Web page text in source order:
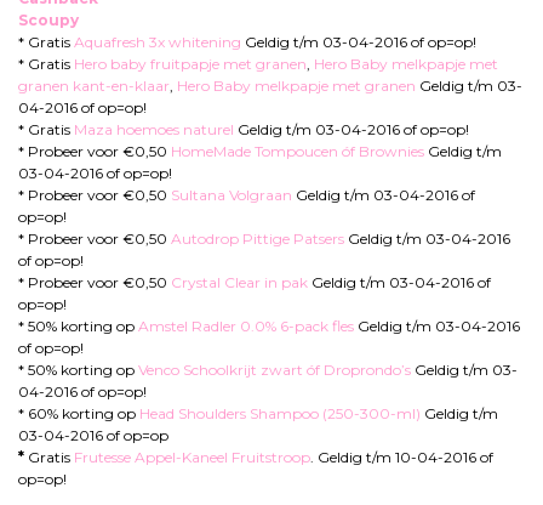
Scoupy
* Gratis Aquafresh 3x whitening Geldig t/m 03-04-2016 of op=op!
* Gratis Hero baby fruitpapje met granen, Hero Baby melkpapje met
granen kant-en-klaar, Hero Baby melkpapje met granen Geldig t/m 03-
04-2016 of op=op!
* Gratis Maza hoemoes naturel Geldig t/m 03-04-2016 of op=op!
* Probeer voor €0,50 HomeMade Tompoucen óf Brownies Geldig t/m
03-04-2016 of op=op!
* Probeer voor €0,50 Sultana Volgraan Geldig t/m 03-04-2016 of
op=op!
* Probeer voor €0,50 Autodrop Pittige Patsers Geldig t/m 03-04-2016
of op=op!
* Probeer voor €0,50 Crystal Clear in pak Geldig t/m 03-04-2016 of
op=op!
* 50% korting op Amstel Radler 0.0% 6-pack fles Geldig t/m 03-04-2016
of op=op!
* 50% korting op Venco Schoolkrijt zwart óf Droprondo’s Geldig t/m 03-
04-2016 of op=op!
* 60% korting op Head Shoulders Shampoo (250-300-ml) Geldig t/m
03-04-2016 of op=op
* Gratis Frutesse Appel-Kaneel Fruitstroop. Geldig t/m 10-04-2016 of
op=op!